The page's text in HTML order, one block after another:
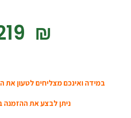
₪
במידה ואינכם מצליחים לטעון את
ניתן לבצע את ההזמנה